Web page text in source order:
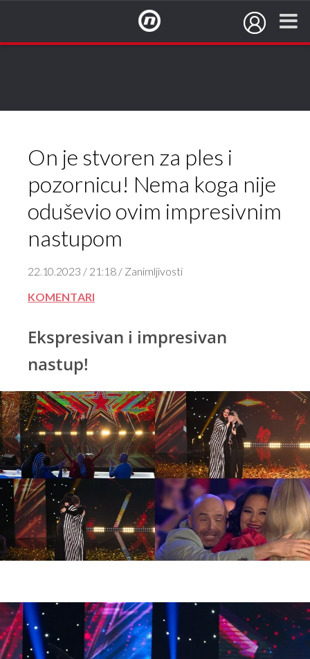
On je stvoren za ples i
pozornicu! Nema koga nije
oduševio ovim impresivnim
nastupom
22.10.2023 / 21:18 / Zanimljivosti
KOMENTARI
Ekspresivan i impresivan
nastup!